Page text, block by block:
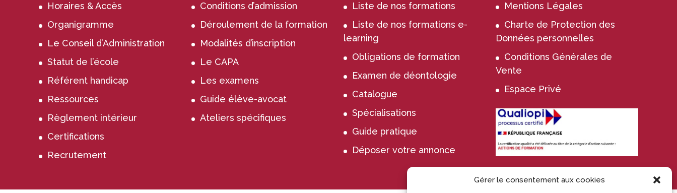
Gérer le consentement aux cookies
Horaires & Accès
Organigramme
Le Conseil d’Administration
Statut de l’école
Référent handicap
Ressources
Règlement intérieur
Certifications
Recrutement
Conditions d’admission
Déroulement de la formation
Modalités d’inscription
Le CAPA
Les examens
Guide élève-avocat
Ateliers spécifiques
Liste de nos formations
Liste de nos formations e-
learning
Obligations de formation
Examen de déontologie
Catalogue
Spécialisations
Guide pratique
Déposer votre annonce
Mentions Légales
Charte de Protection des
Données personnelles
Conditions Générales de
Vente
Espace Privé